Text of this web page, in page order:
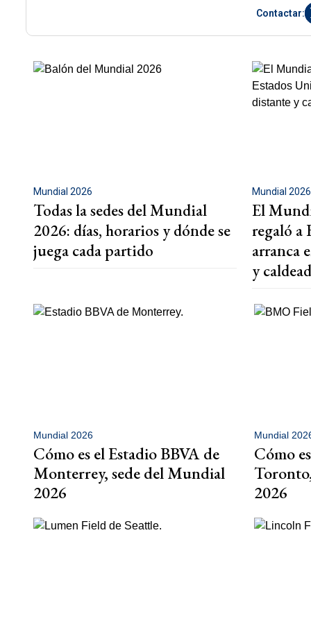
Contactar:
Mundial 2026
Todas la sedes del Mundial
2026: días, horarios y dónde se
juega cada partido
Mundial 2026
El
regaló a
arranca
y
Mundial 2026
Cómo es el Estadio BBVA de
Monterrey, sede del Mundial
2026
Mundial
Cómo
2026